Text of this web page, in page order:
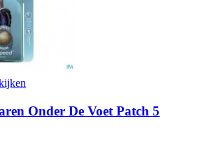
Onder De Voet Patch 5